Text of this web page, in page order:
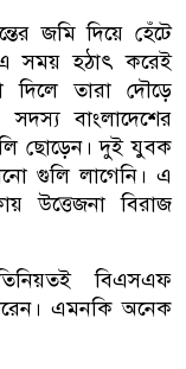
জমি দিয়ে হেঁটে
সময় হঠাৎ করেই
তারা দৌড়ে
বাংলাদেশের
ছোড়েন। দুই যুবক
গুলি লাগেনি। এ
উত্তেজনা বিরাজ
বিএসএফ
এমনকি অনেক